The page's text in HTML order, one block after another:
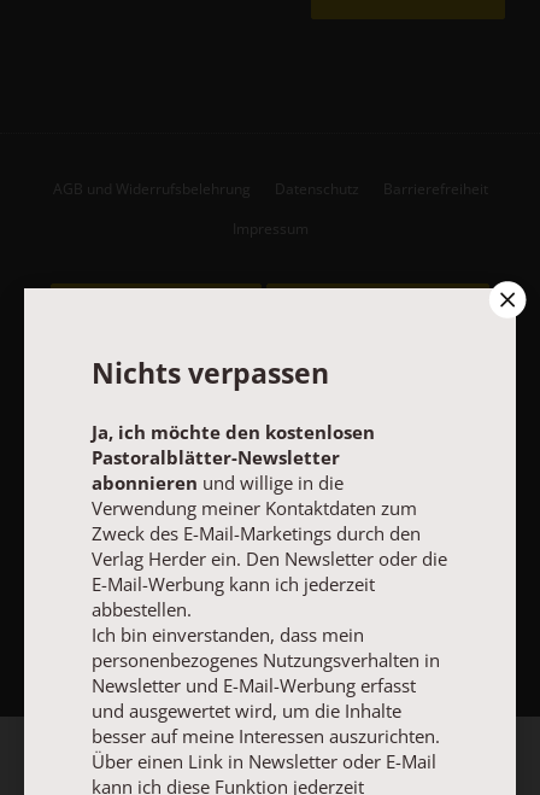
AGB und Widerrufsbelehrung Datenschutz Barrierefreiheit
Impressum
Nichts verpassen
Ja, ich möchte den kostenlosen
Pastoralblätter-Newsletter
abonnieren und willige in die
Verwendung meiner Kontaktdaten zum
Zweck des E-Mail-Marketings durch den
Verlag Herder ein. Den Newsletter oder die
E-Mail-Werbung kann ich jederzeit
abbestellen.
Ich bin einverstanden, dass mein
personenbezogenes Nutzungsverhalten in
Newsletter und E-Mail-Werbung erfasst
und ausgewertet wird, um die Inhalte
besser auf meine Interessen auszurichten.
Über einen Link in Newsletter oder E-Mail
kann ich diese Funktion jederzeit